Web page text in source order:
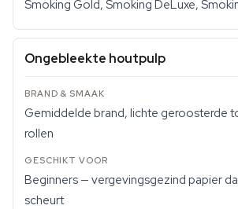
Smoking Gold, Smoking DeLuxe,
Ongebleekte houtpulp
Gemiddelde brand, lichte geroosterde
rollen
Beginners — vergevingsgezind papier
scheurt